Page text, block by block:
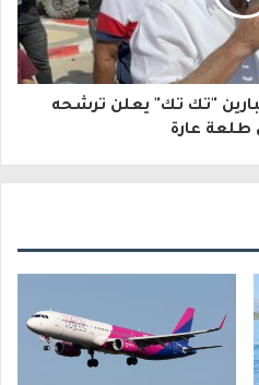
"تك تك" يعلن ترشحه
عارة